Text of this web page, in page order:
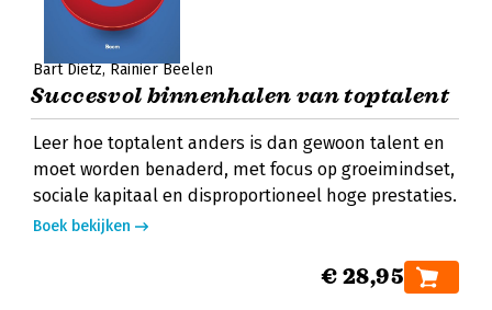
Bart Dietz Rainier Beelen
Succesvol binnenhalen van toptalent
Leer hoe toptalent anders is dan gewoon talent en
moet worden benaderd, met focus op groeimindset,
sociale kapitaal en disproportioneel hoge prestaties.
Boek bekijken
€ 28,95